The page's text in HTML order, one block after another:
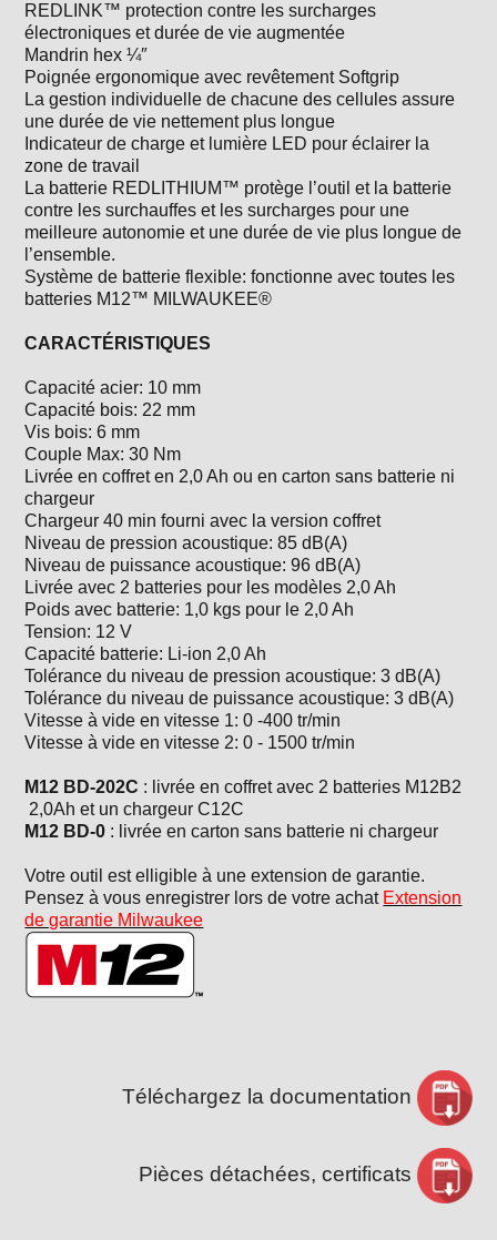
REDLINK™ protection contre les surcharges
électroniques et durée de vie augmentée
Mandrin hex ¼″
Poignée ergonomique avec revêtement Softgrip
La gestion individuelle de chacune des cellules assure
une durée de vie nettement plus longue
Indicateur de charge et lumière LED pour éclairer la
zone de travail
La batterie REDLITHIUM™ protège l’outil et la batterie
contre les surchauffes et les surcharges pour une
meilleure autonomie et une durée de vie plus longue de
l’ensemble.
Système de batterie flexible: fonctionne avec toutes les
batteries M12™ MILWAUKEE®
CARACTÉRISTIQUES
Capacité acier: 10 mm
Capacité bois: 22 mm
Vis bois: 6 mm
Couple Max: 30 Nm
Livrée en coffret en 2,0 Ah ou en carton sans batterie ni
chargeur
Chargeur 40 min fourni avec la version coffret
Niveau de pression acoustique: 85 dB(A)
Niveau de puissance acoustique: 96 dB(A)
Livrée avec 2 batteries pour les modèles 2,0 Ah
Poids avec batterie: 1,0 kgs pour le 2,0 Ah
Tension: 12 V
Capacité batterie: Li-ion 2,0 Ah
Tolérance du niveau de pression acoustique: 3 dB(A)
Tolérance du niveau de puissance acoustique: 3 dB(A)
Vitesse à vide en vitesse 1: 0 -400 tr/min
Vitesse à vide en vitesse 2: 0 - 1500 tr/min
M12 BD-202C : livrée en coffret avec 2 batteries M12B2
2,0Ah et un chargeur C12C
M12 BD-0 : livrée en carton sans batterie ni chargeur
Votre outil est elligible à une extension de garantie.
Pensez à vous enregistrer lors de votre achat Extension
de garantie Milwaukee
Téléchargez la documentation
Pièces détachées, certificats